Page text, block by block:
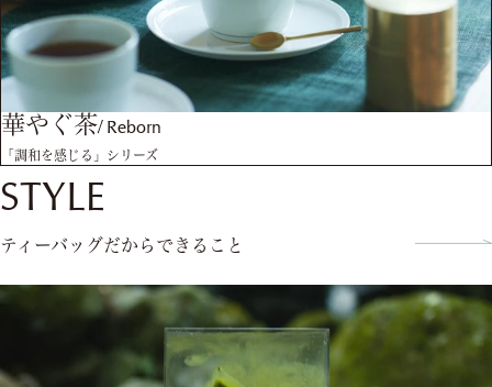
華やぐ茶/ Reborn
「調和を感じる」シリーズ
STYLE
ティーバッグだからできること